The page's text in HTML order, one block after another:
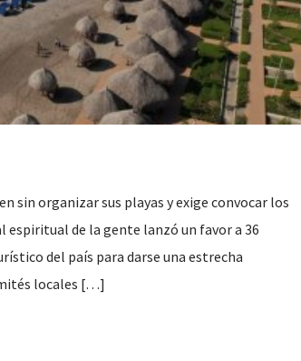
sin organizar sus playas y exige convocar los
espiritual de la gente lanzó un favor a 36
del país para darse una estrecha
locales […]